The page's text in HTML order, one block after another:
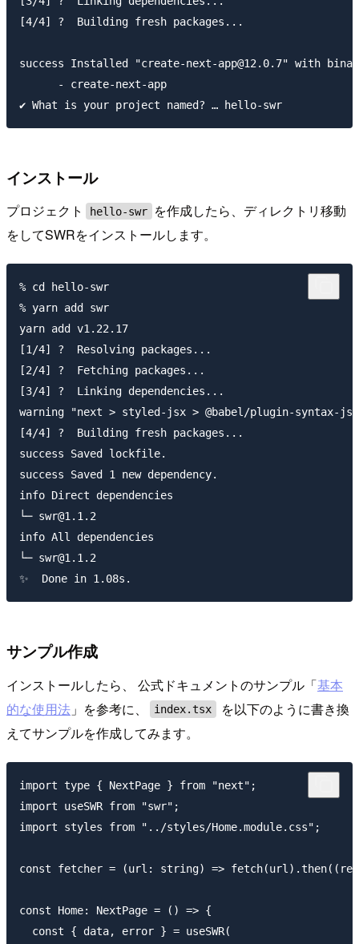
[4/4] ?  Building fresh packages...
success Installed "create-next-app@12.0.7" with
      - create-next-app
インストール
プロジェクト hello-swr
を作成したら、ディレクトリ移動
をしてSWRをインストールします。
% cd hello-swr
% yarn add swr
yarn add v1.22.17
[1/4] ?  Resolving packages...
[2/4] ?  Fetching packages...
[3/4] ?  Linking dependencies...
warning "next > styled-jsx > @babel/plugin-syntax-
[4/4] ?  Building fresh packages...
success Saved lockfile.
success Saved 1 new dependency.
info Direct dependencies
└─ swr@1.1.2
info All dependencies
└─ swr@1.1.2
サンプル作成
インストールしたら、 公式ドキュメントのサンプル「基本
的な使用法 」を参考に、 index.tsx
を以下のように書き換
えてサンプルを作成してみます。
import type { NextPage } from "next";
import useSWR from "swr";
import styles from "../styles/Home.module.css";
const fetcher = (url: string) =>
const Home: NextPage = () => {
  const { data, error } = useSWR(